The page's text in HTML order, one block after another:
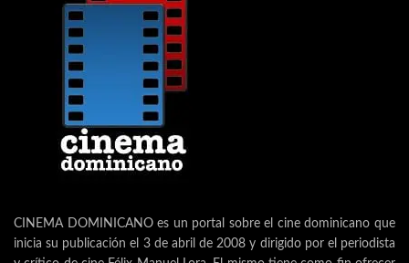
CINEMA DOMINICANO es un portal sobre el cine dominicano que
inicia su publicación el 3 de abril de 2008 y dirigido por el periodista